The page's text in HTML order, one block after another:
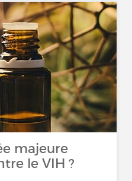
majeure
le VIH ?